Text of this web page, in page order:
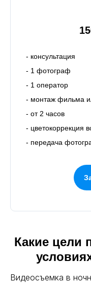
- консультация
- 1 фотограф
- 1 оператор
- монтаж фильма
- от 2 часов
- цветокоррекция
- передача
Какие цели
Видеосъемка в
Съемка конференций
Венчание
Фото/видео производство